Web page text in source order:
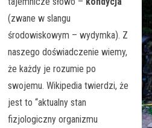
(zwane w slangu
środowiskowym – wydymka). Z
naszego doświadczenie wiemy,
że każdy je rozumie po
swojemu. Wikipedia twierdzi, że
jest to “aktualny stan
fizjologiczny organizmu